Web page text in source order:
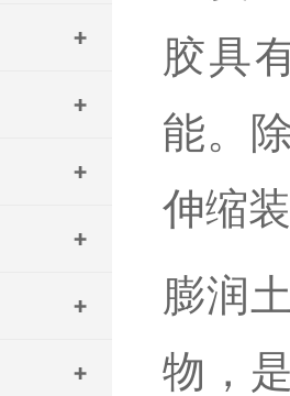
胶具
能。
伸缩
膨润
物，